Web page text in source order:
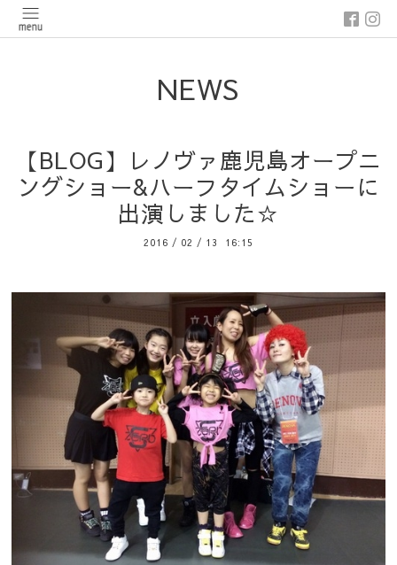
NEWS
【BLOG】レノヴァ鹿児島オープニ
ングショー&ハーフタイムショーに
出演しました☆
2016 / 02 / 13 16:15